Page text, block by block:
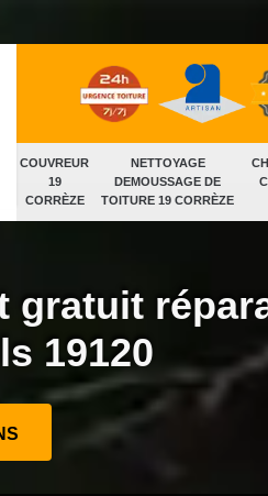
COUVREUR
19
CORRÈZE
NETTOYAGE
DEMOUSSAGE DE
TOITURE 19 CORRÈZE
gratuit
19120